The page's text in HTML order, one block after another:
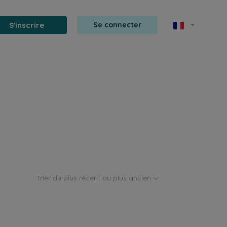
S'inscrire Se connecter
Trier du plus récent au plus ancien